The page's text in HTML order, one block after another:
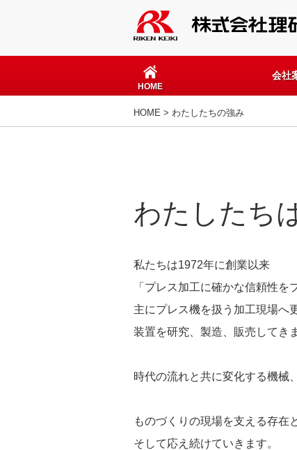
HOME
会社
HOME > わたしたちの強み
わたしたち
私たちは1972年に創業以来
「プレス加工に確かな信頼性を
主にプレス機を扱う加工現場へ
装置を研究、製造、販売してき
時代の流れと共に変化する機械
ものづくりの現場を支える存在
そして応え続けていきます。